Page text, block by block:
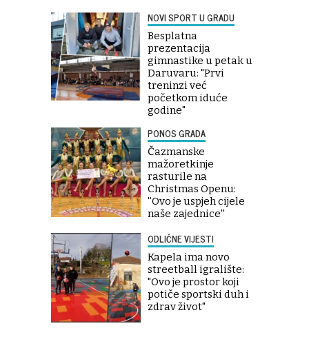
NOVI SPORT U GRADU
Besplatna
prezentacija
gimnastike u petak u
Daruvaru: "Prvi
treninzi već
početkom iduće
godine"
PONOS GRADA
Čazmanske
mažoretkinje
rasturile na
Christmas Openu:
''Ovo je uspjeh cijele
naše zajednice''
ODLIČNE VIJESTI
Kapela ima novo
streetball igralište:
"Ovo je prostor koji
potiče sportski duh i
zdrav život"